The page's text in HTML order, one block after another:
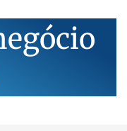
egócio